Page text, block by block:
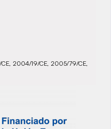
CE, 2004/19/CE, 2005/79/CE,